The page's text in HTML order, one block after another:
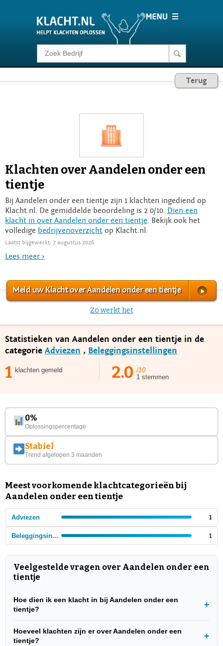
Klacht melden
Login
Terug
Klachten over Aandelen onder een
tientje
Bij Aandelen onder een tientje zijn 1 klachten ingediend op
Klacht.nl. De gemiddelde beoordeling is 2.0/10. Dien een
klacht in over Aandelen onder een tientje . Bekijk ook het
volledige bedrijvenoverzicht op Klacht.nl.
Laatst bijgewerkt: 7 augustus 2026
Lees meer >
Meld uw Klacht over Aandelen onder een tientje
Zo werkt het
Statistieken van Aandelen onder een tientje in de
categorie Adviezen , Beleggingsinstellingen
1 klachten gemeld 2.0 /10
1 stemmen
0%
Oplossingspercentage
Stabiel
Trend afgelopen 3 maanden
Meest voorkomende klachtcategorieën bij
Aandelen onder een tientje
Adviezen 1
Beleggingsinstellingen 1
Veelgestelde vragen over Aandelen onder een
tientje
Hoe dien ik een klacht in bij Aandelen onder een
tientje?
Hoeveel klachten zijn er over Aandelen onder een
tientje?